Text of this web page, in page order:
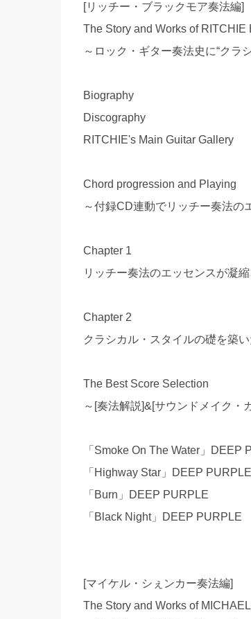
[リッチー・ブラックモア奏法編]
The Story and Works of RITCHIE
～ロック・ギター奏法史に“クラ
Biography
Discography
RITCHIE's Main Guitar Gallery
Chord progression and Playing
～付録CD連動でリッチー奏法の
Chapter 1
リッチー奏法のエッセンスが凝
Chapter 2
クラシカル・スタイルの礎を築
The Best Score Selection
～[奏法解説]&[サウンドメイク・
「Smoke On The Water」DEEP
「Highway Star」DEEP PURPLE
「Burn」DEEP PURPLE
「Black Night」DEEP PURPLE
[マイケル・シぇンカー奏法編]
The Story and Works of